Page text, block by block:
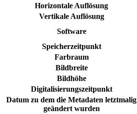
Horizontale Auflösung
Vertikale Auflösung
Software
Speicherzeitpunkt
Farbraum
Bildbreite
Bildhöhe
Digitalisierungszeitpunkt
Datum zu dem die Metadaten letztmalig
geändert wurden